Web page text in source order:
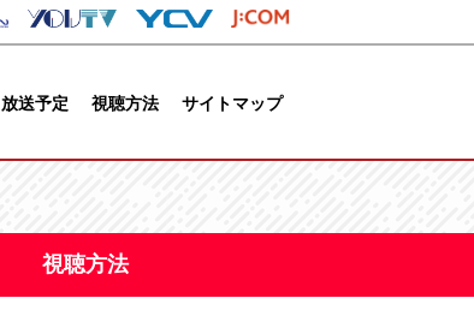
放送予定 視聴方法 サイトマップ
視聴方法